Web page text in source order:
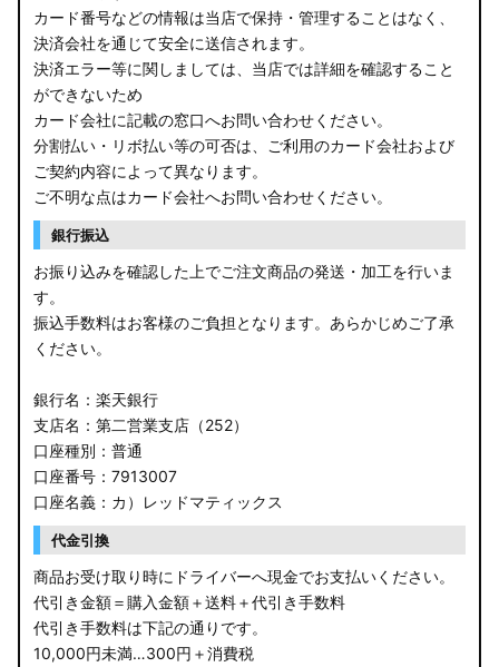
カード番号などの情報は当店で保持・管理することはなく、
決済会社を通じて安全に送信されます。
決済エラー等に関しましては、当店では詳細を確認すること
ができないため
カード会社に記載の窓口へお問い合わせください。
分割払い・リボ払い等の可否は、ご利用のカード会社および
ご契約内容によって異なります。
ご不明な点はカード会社へお問い合わせください。
銀行振込
お振り込みを確認した上でご注文商品の発送・加工を行いま
す。
振込手数料はお客様のご負担となります。あらかじめご了承
ください。
銀行名：楽天銀行
支店名：第二営業支店（252）
口座種別：普通
口座番号：7913007
口座名義：カ）レッドマティックス
代金引換
商品お受け取り時にドライバーへ現金でお支払いください。
代引き金額＝購入金額＋送料＋代引き手数料
代引き手数料は下記の通りです。
10,000円未満…300円＋消費税